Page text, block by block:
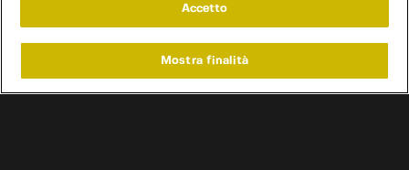
Accetto
Mostra finalità